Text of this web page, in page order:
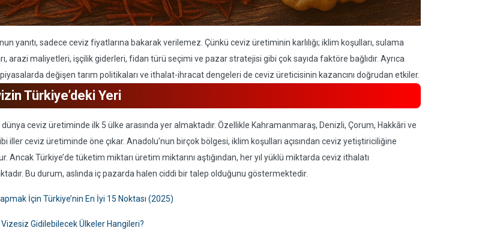
yanıtı, sadece ceviz fiyatlarına bakarak verilemez. Çünkü ceviz üretiminin karlılığı; iklim koşulları, sulama
arazi maliyetleri, işçilik giderleri, fidan türü seçimi ve pazar stratejisi gibi çok sayıda faktöre bağlıdır. Ayrıca
değişen tarım politikaları ve ithalat-ihracat dengeleri de ceviz üreticisinin kazancını doğrudan etkiler.
Türkiye’deki Yeri
dünya ceviz üretiminde ilk 5 ülke arasında yer almaktadır. Özellikle Kahramanmaraş, Denizli, Çorum, Hakkâri ve
iller ceviz üretiminde öne çıkar. Anadolu’nun birçok bölgesi, iklim koşulları açısından ceviz yetiştiriciliğine
Ancak Türkiye’de tüketim miktarı üretim miktarını aştığından, her yıl yüklü miktarda ceviz ithalatı
Bu durum, aslında iç pazarda halen ciddi bir talep olduğunu göstermektedir.
İçin Türkiye’nin En İyi 15 Noktası (2025)
Vizesiz Gidilebilecek Ülkeler Hangileri?